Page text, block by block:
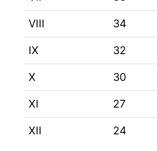
VIII 34
IX 32
X 30
XI 27
XII 24